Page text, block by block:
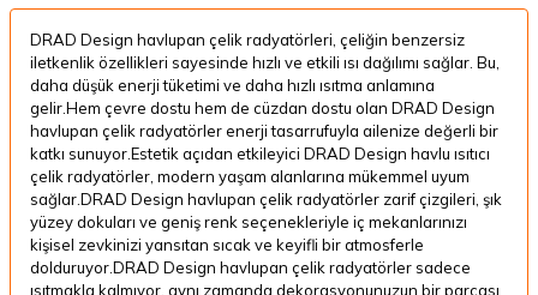
DRAD Design havlupan çelik radyatörleri, çeliğin benzersiz
iletkenlik özellikleri sayesinde hızlı ve etkili ısı dağılımı sağlar. Bu,
daha düşük enerji tüketimi ve daha hızlı ısıtma anlamına
gelir.Hem çevre dostu hem de cüzdan dostu olan DRAD Design
havlupan çelik radyatörler enerji tasarrufuyla ailenize değerli bir
katkı sunuyor.Estetik açıdan etkileyici DRAD Design havlu ısıtıcı
çelik radyatörler, modern yaşam alanlarına mükemmel uyum
sağlar.DRAD Design havlupan çelik radyatörler zarif çizgileri, şık
yüzey dokuları ve geniş renk seçenekleriyle iç mekanlarınızı
kişisel zevkinizi yansıtan sıcak ve keyifli bir atmosferle
dolduruyor.DRAD Design havlupan çelik radyatörler sadece
ısıtmakla kalmıyor, aynı zamanda dekorasyonunuzun bir parçası